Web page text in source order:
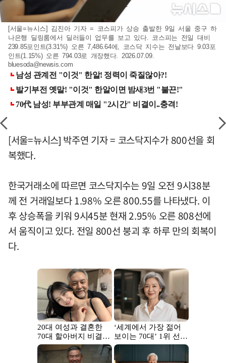
[서울=뉴시스] 김진아 기자 = 코스피가 상승 출발한 9일 서울 중구 하
나은행 딜링룸에서 딜러들이 업무를 보고 있다. 코스피는 전일 대비
239.85포인트(3.31%) 오른 7,486.64에, 코스닥 지수는 전날보다 9.03포
인트(1.15%) 오른 794.03로 개장했다. 2026.07.09.
bluesoda@newsis.com
[서울=뉴시스] 박주연 기자 = 코스닥지수가 800선을 회
복했다.
한국거래소에 따르면 코스닥지수는 9일 오전 9시38분
께 전 거래일보다 1.98% 오른 800.55를 나타냈다. 이
후 상승폭을 키워 9시45분 현재 2.95% 오른 808선에
서 움직이고 있다. 전일 800선 붕괴 후 하루 만의 회복이
다.